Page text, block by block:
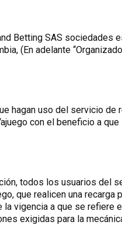
Betting SAS sociedades
(En adelante
hagan uso del servicio de
con el beneficio a
todos los usuarios del
que realicen una recarga
la vigencia a que se refiere
exigidas para la